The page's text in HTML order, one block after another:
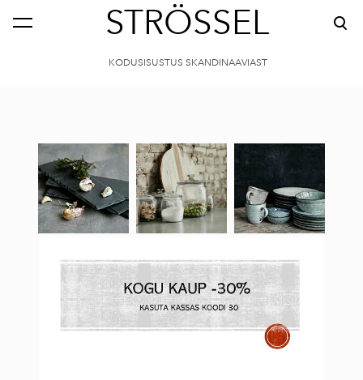
STRÖSSEL
KODUSISUSTUS SKANDINAAVIAST